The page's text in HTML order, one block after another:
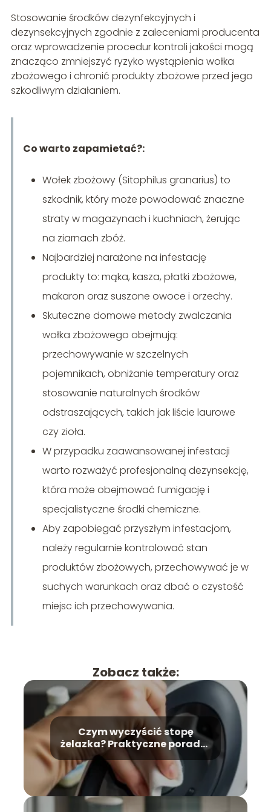
Stosowanie środków dezynfekcyjnych i
dezynsekcyjnych zgodnie z zaleceniami producenta
oraz wprowadzenie procedur kontroli jakości mogą
znacząco zmniejszyć ryzyko wystąpienia wołka
zbożowego i chronić produkty zbożowe przed jego
szkodliwym działaniem.
Co warto zapamietać?:
Wołek zbożowy (Sitophilus granarius) to
szkodnik, który może powodować znaczne
straty w magazynach i kuchniach, żerując
na ziarnach zbóż.
Najbardziej narażone na infestację
produkty to: mąka, kasza, płatki zbożowe,
makaron oraz suszone owoce i orzechy.
Skuteczne domowe metody zwalczania
wołka zbożowego obejmują:
przechowywanie w szczelnych
pojemnikach, obniżanie temperatury oraz
stosowanie naturalnych środków
odstraszających, takich jak liście laurowe
czy zioła.
W przypadku zaawansowanej infestacji
warto rozważyć profesjonalną dezynsekcję,
która może obejmować fumigację i
specjalistyczne środki chemiczne.
Aby zapobiegać przyszłym infestacjom,
należy regularnie kontrolować stan
produktów zbożowych, przechowywać je w
suchych warunkach oraz dbać o czystość
miejsc ich przechowywania.
Zobacz także:
Czym wyczyścić stopę
żelazka? Praktyczne porady i
wskazówki